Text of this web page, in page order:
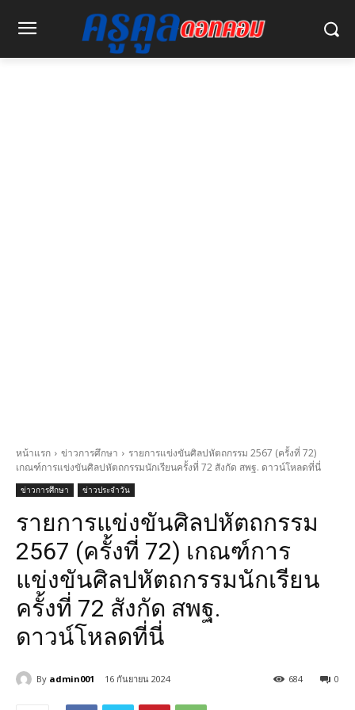
หน้าแรก ข่าวการศึกษา
รายการแข่งขันศิลปหัตถกรรม 2567 (ครั้งที่ 72)
เกณฑ์การแข่งขันศิลปหัตถกรรมนักเรียนครั้งที่ 72 สังกัด สพฐ. ดาวน์โหลดที่นี่
ข่าวการศึกษา ข่าวประจำวัน
รายการแข่งขันศิลปหัตถกรรม
2567 (ครั้งที่ 72) เกณฑ์การ
แข่งขันศิลปหัตถกรรมนักเรียน
ครั้งที่ 72 สังกัด สพฐ.
ดาวน์โหลดที่นี่
By admin001 16 กันยายน 2024 0
684